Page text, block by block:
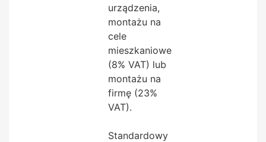
urządzenia,
montażu na
cele
mieszkaniowe
(8% VAT) lub
montażu na
firmę (23%
VAT).
Standardowy